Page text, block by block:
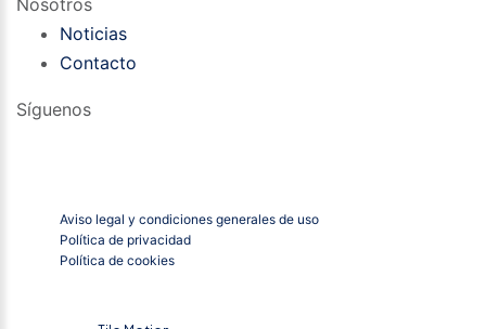
Nosotros
Noticias
Contacto
Síguenos
Aviso legal y condiciones generales de uso
Política de privacidad
Política de cookies